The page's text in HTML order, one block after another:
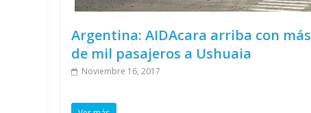
Argentina: AIDAcara arriba con más
de mil pasajeros a Ushuaia
Noviembre 16, 2017